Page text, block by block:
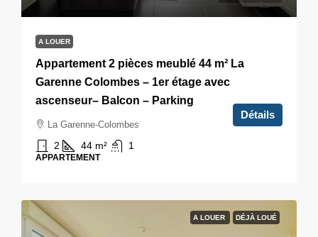
A LOUER
Appartement 2 pièces meublé 44 m² La
Garenne Colombes – 1er étage avec
ascenseur– Balcon – Parking
La Garenne-Colombes
2 44 m² 1
APPARTEMENT
Détails
A LOUER DÉJÀ LOUÉ